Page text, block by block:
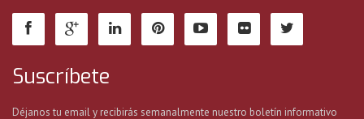
Suscríbete
Déjanos tu email y recibirás semanalmente nuestro boletín informativo